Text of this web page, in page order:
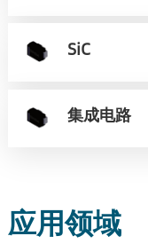
SiC
集成电路
应用领域